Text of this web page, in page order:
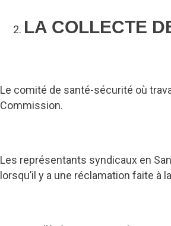
LA COLLECTE
Le comité de santé-sécurité où
Commission.
Les représentants syndicaux en
lorsqu’il y a une réclamation faite à